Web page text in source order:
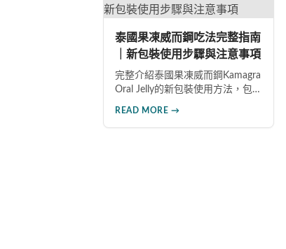
忌族群說明，幫助你做出最有保
障的用藥選擇，重拾自信生活。
泰國果凍威而鋼吃法完整指南
｜新包裝使用步驟與注意事項
完整介紹泰國果凍威而鋼Kamagra
Oral Jelly的新包裝使用方法，包
忌注意事項，幫助男性正確安全
READ MORE →